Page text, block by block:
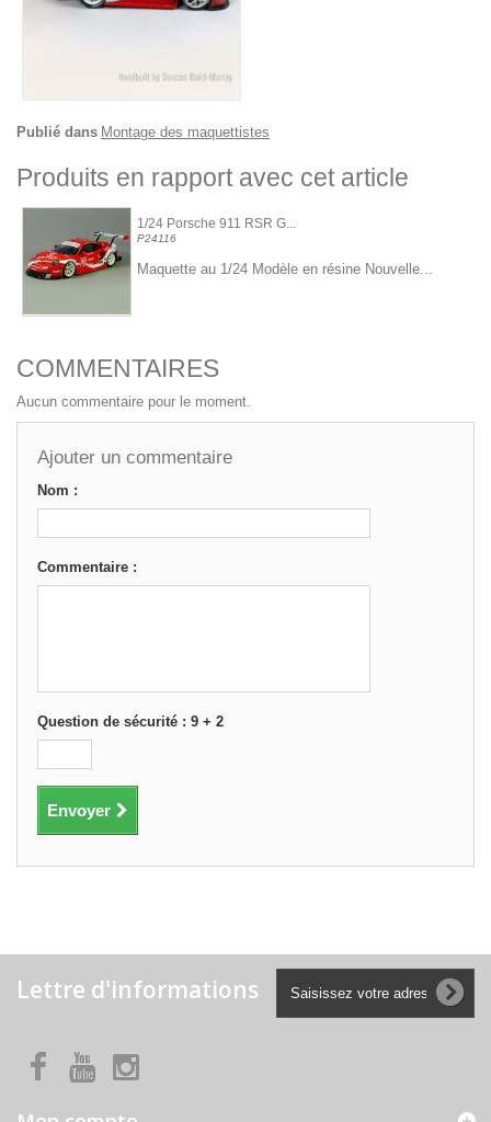
Publié dans Montage des maquettistes
Produits en rapport avec cet article
1/24 Porsche 911 RSR G...
P24116
Maquette au 1/24 Modèle en résine Nouvelle...
COMMENTAIRES
Aucun commentaire pour le moment.
Ajouter un commentaire
Nom :
Commentaire :
Question de sécurité : 9 + 2
Envoyer
Lettre d'informations